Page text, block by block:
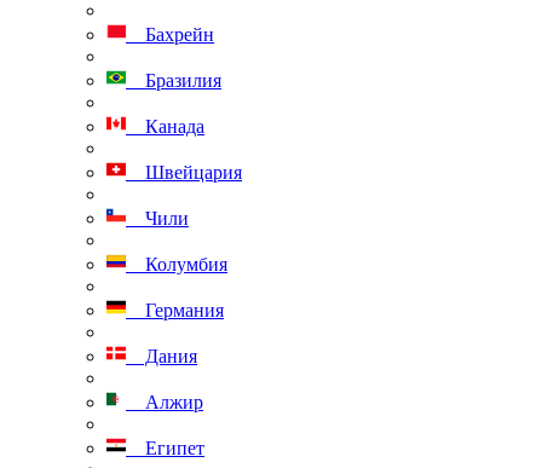
Бахрейн
Бразилия
Канада
Швейцария
Чили
Колумбия
Германия
Дания
Алжир
Египет